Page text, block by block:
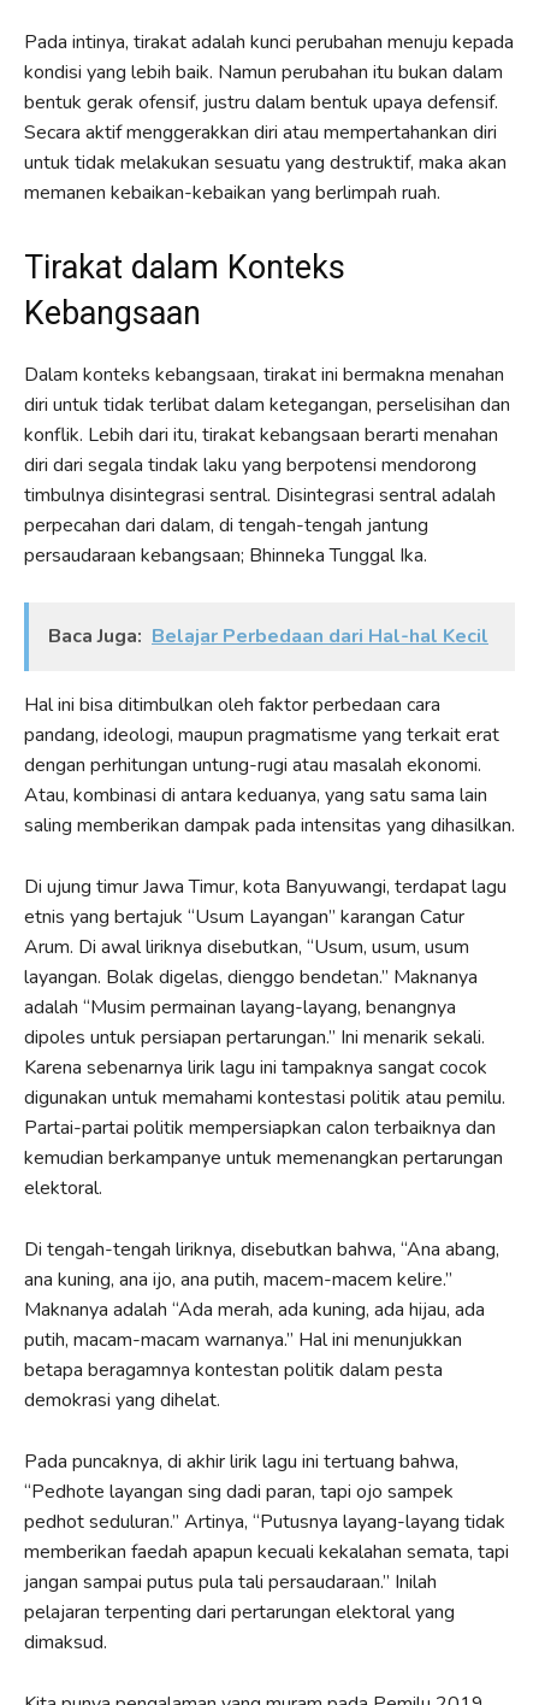
Pada intinya, tirakat adalah kunci perubahan menuju kepada
kondisi yang lebih baik. Namun perubahan itu bukan dalam
bentuk gerak ofensif, justru dalam bentuk upaya defensif.
Secara aktif menggerakkan diri atau mempertahankan diri
untuk tidak melakukan sesuatu yang destruktif, maka akan
memanen kebaikan-kebaikan yang berlimpah ruah.
Tirakat dalam Konteks
Kebangsaan
Dalam konteks kebangsaan, tirakat ini bermakna menahan
diri untuk tidak terlibat dalam ketegangan, perselisihan dan
konflik. Lebih dari itu, tirakat kebangsaan berarti menahan
diri dari segala tindak laku yang berpotensi mendorong
timbulnya disintegrasi sentral. Disintegrasi sentral adalah
perpecahan dari dalam, di tengah-tengah jantung
persaudaraan kebangsaan; Bhinneka Tunggal Ika.
Baca Juga: Belajar Perbedaan dari Hal-hal Kecil
Hal ini bisa ditimbulkan oleh faktor perbedaan cara
pandang, ideologi, maupun pragmatisme yang terkait erat
dengan perhitungan untung-rugi atau masalah ekonomi.
Atau, kombinasi di antara keduanya, yang satu sama lain
saling memberikan dampak pada intensitas yang dihasilkan.
Di ujung timur Jawa Timur, kota Banyuwangi, terdapat lagu
etnis yang bertajuk “Usum Layangan” karangan Catur
Arum. Di awal liriknya disebutkan, “Usum, usum, usum
layangan. Bolak digelas, dienggo bendetan.” Maknanya
adalah “Musim permainan layang-layang, benangnya
dipoles untuk persiapan pertarungan.” Ini menarik sekali.
Karena sebenarnya lirik lagu ini tampaknya sangat cocok
digunakan untuk memahami kontestasi politik atau pemilu.
Partai-partai politik mempersiapkan calon terbaiknya dan
kemudian berkampanye untuk memenangkan pertarungan
elektoral.
Di tengah-tengah liriknya, disebutkan bahwa, “Ana abang,
ana kuning, ana ijo, ana putih, macem-macem kelire.”
Maknanya adalah “Ada merah, ada kuning, ada hijau, ada
putih, macam-macam warnanya.” Hal ini menunjukkan
betapa beragamnya kontestan politik dalam pesta
demokrasi yang dihelat.
Pada puncaknya, di akhir lirik lagu ini tertuang bahwa,
“Pedhote layangan sing dadi paran, tapi ojo sampek
pedhot seduluran.” Artinya, “Putusnya layang-layang tidak
memberikan faedah apapun kecuali kekalahan semata, tapi
jangan sampai putus pula tali persaudaraan.” Inilah
pelajaran terpenting dari pertarungan elektoral yang
dimaksud.